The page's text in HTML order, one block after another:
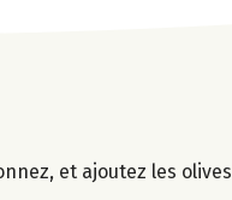
et ajoutez les olives